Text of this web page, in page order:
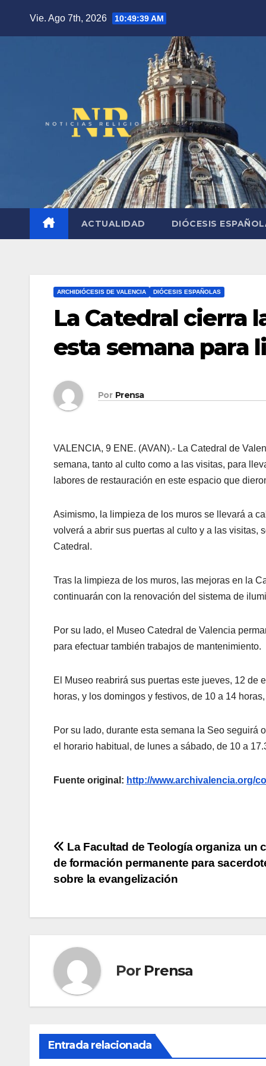
Vie. Ago 7th, 2026 10:49:40 AM
ACTUALIDAD DIÓCESIS
ARCHIDIÓCESIS DE VALENCIA DIÓCESIS ESPAÑOLAS
La Catedral cierra
esta semana para
Por Prensa
VALENCIA, 9 ENE. (AVAN).- La Catedral de
semana, tanto al culto como a las visitas, para
labores de restauración en este espacio que
Asimismo, la limpieza de los muros se llevará a
volverá a abrir sus puertas al culto y a las visitas,
Catedral.
Tras la limpieza de los muros, las mejoras en la
continuarán con la renovación del sistema de
Por su lado, el Museo Catedral de Valencia
para efectuar también trabajos de mantenimiento.
El Museo reabrirá sus puertas este jueves, 12 de
horas, y los domingos y festivos, de 10 a 14
Por su lado, durante esta semana la Seo seguirá
el horario habitual, de lunes a sábado, de 10 a
Fuente original: http://www.archivalencia.org/
Navegación
de
La Facultad de Teología organiza un
de formación permanente para
sobre la evangelización
Por Prensa
Entrada relacionada